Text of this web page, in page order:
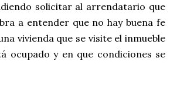
solicitar al arrendatario que
a entender que no hay buena fe
vivienda que se visite el inmueble
ocupado y en que condiciones se